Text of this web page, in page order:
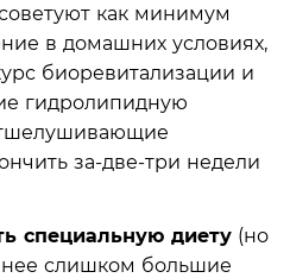
как минимум
в домашних условиях,
биоревитализации и
гидролипидную
за-две-три недели
специальную диету (но
нее слишком большие